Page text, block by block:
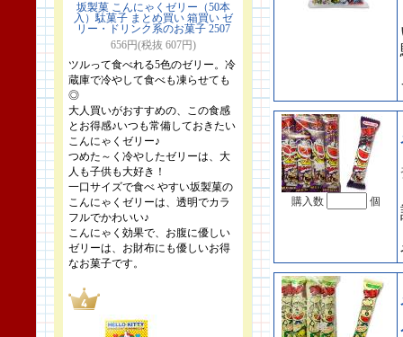
坂製菓 こんにゃくゼリー（50本
入）駄菓子 まとめ買い 箱買い ゼ
リー・ドリンク系のお菓子 2507
656円(税抜 607円)
ツルって食べれる5色のゼリー。冷
蔵庫で冷やして食べも凍らせても
◎
大人買いがおすすめの、この食感
とお得感♪いつも常備しておきたい
こんにゃくゼリー♪
つめた～く冷やしたゼリーは、大
人も子供も大好き！
一口サイズで食べ やすい坂製菓の
こんにゃくゼリーは、透明でカラ
フルでかわいい♪
こんにゃく効果で、お腹に優しい
ゼリーは、お財布にも優しいお得
なお菓子です。
購入数 個